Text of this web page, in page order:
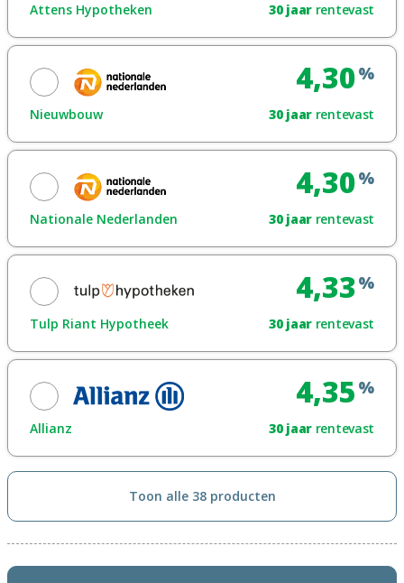
Attens Hypotheken 30jaar rentevast
Nieuwbouw
4,30%
30jaar rentevast
Toon renteblad
Nationale Nederlanden
4,30%
30jaar rentevast
Toon renteblad
Tulp Riant Hypotheek
4,33%
30jaar rentevast
Looptijdrente
Allianz
4,35 %
30jaar rentevast
Maak een afspraak
Toon renteblad
Toon alle 38 producten